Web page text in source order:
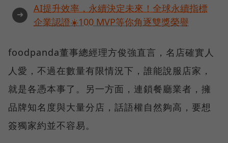
➜
AI提升效率，永續決定未來！全球永續指標
企業認證☀️100 MVP等你角逐雙獎榮譽
foodpanda董事總經理方俊強直言，名店確實人
人愛，不過在數量有限情況下，誰能說服店家，
就是各憑本事了。另一方面，連鎖餐廳業者，擁
品牌知名度與大量分店，話語權自然夠高，要想
簽獨家約並不容易。